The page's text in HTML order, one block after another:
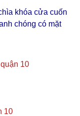
khóa cửa cuốn
chóng có mặt
10
10